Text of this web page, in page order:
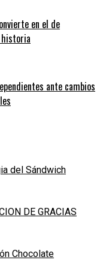
en el de
ante cambios
del Sándwich
DE GRACIAS
Chocolate